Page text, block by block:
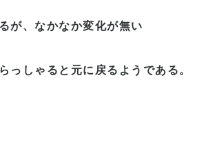
が、なかなか変化が無い
っしゃると元に戻るようである。